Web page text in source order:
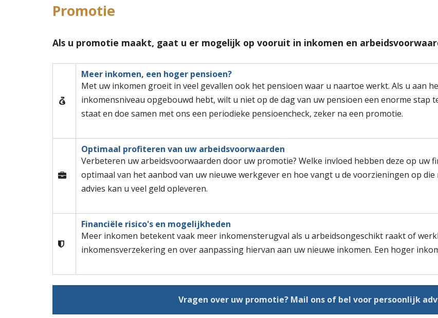
Promotie
Als u promotie maakt, gaat u er mogelijk op vooruit in inkomen en
Meer inkomen, een hoger pensioen?
Met uw inkomen groeit in veel gevallen ook het pensioen waar u naartoe werkt. Als u aan
inkomensniveau opgebouwd hebt, wilt u niet op de dag van uw pensioen een enorme stap
staat en doe samen met ons een periodieke pensioencheck, zeker na een promotie.
Optimaal profiteren van uw arbeidsvoorwaarden
Verbeteren uw arbeidsvoorwaarden door uw promotie? Welke invloed hebben deze op uw
optimaal van het aanbod van uw nieuwe werkgever en hoe vangt u de voorzieningen op
advies kan u veel geld opleveren.
Financiële risico's en mogelijkheden
Meer inkomen betekent vaak meer inkomensterugval als u arbeidsongeschikt raakt of
inkomensverzekering en over aanpassing hiervan aan uw nieuwe inkomen. Een hoger
Vragen over uw promotie? Mail ons of bel voor persoonlijk